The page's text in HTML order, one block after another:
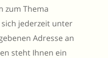
zum Thema
jederzeit unter
Adresse an
steht Ihnen ein